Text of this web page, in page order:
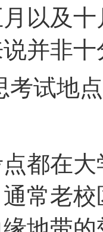
以及
并非
考试地点
都在
常老